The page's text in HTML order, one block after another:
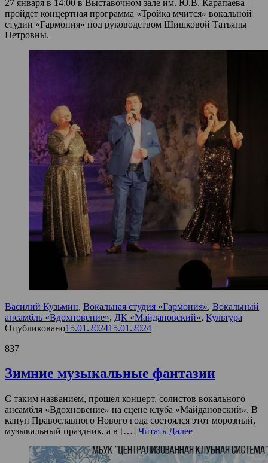
27 января в 14:00 в Выставочном зале им. Ю.В. Карапаева
пройдет концертная программа «Тройка мчится» вокальной
студии «Гармония» под руководством Шишковой Татьяны
Петровны.
Василий Кузьмин, Вокальная студия «Гармония», Вокальный
ансамбль «Вдохновение», ДК «Майдановский», Культура
Опубликовано15.01.202415.01.2024
837
Зимние музыкальные фантазии
С таким названием, прошел концерт, солистов вокального
ансамбля «Вдохновение» на сцене клуба «Майдановский». В
канун Православного Нового года состоялся этот морозный,
музыкальный праздник, а в […] Читать Далее